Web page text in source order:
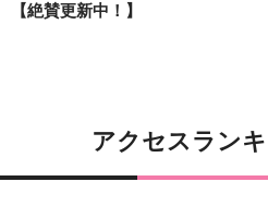
【絶賛更新中！】
アクセスラン